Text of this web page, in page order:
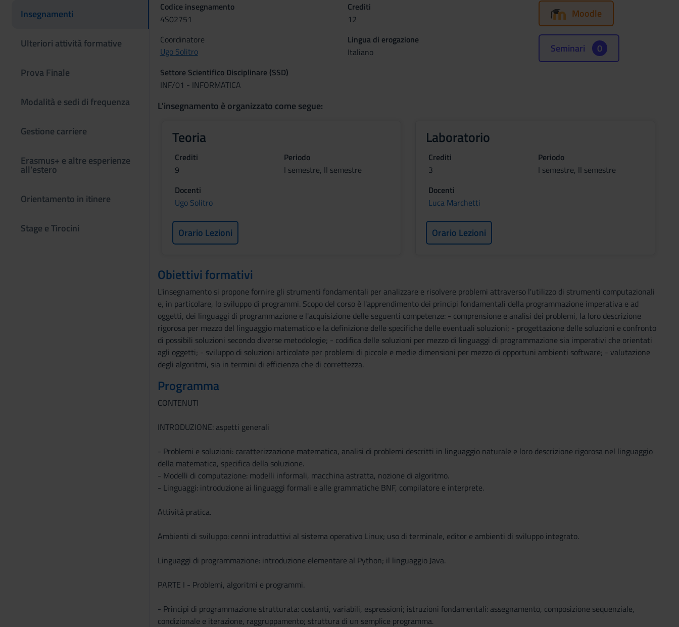
Insegnamenti
Ulteriori attività formative
Prova Finale
Modalità e sedi di frequenza
Gestione carriere
Erasmus+ e altre esperienze
all’estero
Orientamento in itinere
Stage e Tirocini
Codice insegnamento
4S02751
Crediti
12
Coordinatore
Ugo Solitro
Lingua di erogazione
Italiano
Settore Scientifico Disciplinare (SSD)
INF/01 - INFORMATICA
Moodle
Seminari 0
L'insegnamento è organizzato come segue:
Teoria
Crediti
9
Periodo
I semestre, II semestre
Docenti
Ugo Solitro
Orario Lezioni
Laboratorio
Crediti
3
Periodo
I semestre, II semestre
Docenti
Luca Marchetti
Orario Lezioni
Obiettivi formativi
L'insegnamento si propone fornire gli strumenti fondamentali per analizzare e risolvere problemi attraverso l'utilizzo di strumenti computazionali
e, in particolare, lo sviluppo di programmi. Scopo del corso è l'apprendimento dei principi fondamentali della programmazione imperativa e ad
oggetti, dei linguaggi di programmazione e l'acquisizione delle seguenti competenze: - comprensione e analisi dei problemi, la loro descrizione
rigorosa per mezzo del linguaggio matematico e la definizione delle specifiche delle eventuali soluzioni; - progettazione delle soluzioni e confronto
di possibili soluzioni secondo diverse metodologie; - codifica delle soluzioni per mezzo di linguaggi di programmazione sia imperativi che orientati
agli oggetti; - sviluppo di soluzioni articolate per problemi di piccole e medie dimensioni per mezzo di opportuni ambienti software; - valutazione
degli algoritmi, sia in termini di efficienza che di correttezza.
Programma
CONTENUTI
INTRODUZIONE: aspetti generali
- Problemi e soluzioni: caratterizzazione matematica, analisi di problemi descritti in linguaggio naturale e loro descrizione rigorosa nel linguaggio
della matematica, specifica della soluzione.
- Modelli di computazione: modelli informali, macchina astratta, nozione di algoritmo.
- Linguaggi: introduzione ai linguaggi formali e alle grammatiche BNF, compilatore e interprete.
Attività pratica.
Ambienti di sviluppo: cenni introduttivi al sistema operativo Linux; uso di terminale, editor e ambienti di sviluppo integrato.
Linguaggi di programmazione: introduzione elementare al Python; il linguaggio Java.
PARTE I - Problemi, algoritmi e programmi.
- Principi di programmazione strutturata: costanti, variabili, espressioni; istruzioni fondamentali: assegnamento, composizione sequenziale,
condizionale e iterazione, raggruppamento; struttura di un semplice programma.